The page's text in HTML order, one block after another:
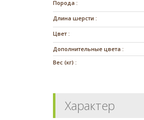
Порода :
Длина шерсти :
Цвет :
Дополнительные цвета :
Вес (кг) :
Характер